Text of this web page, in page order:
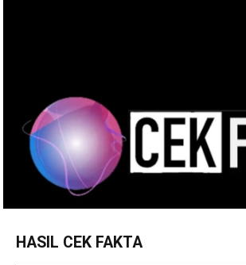
HASIL CEK FAKTA